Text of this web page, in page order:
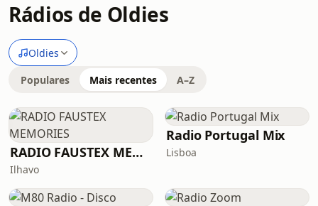
Rádios de Oldies
Oldies
Populares Mais recentes A–Z
RADIO FAUSTEX MEMORIES
Ilhavo
Radio Portugal Mix
Lisboa